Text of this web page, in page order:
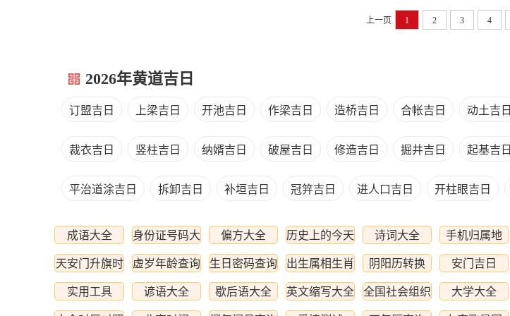
上一页 1 2 3 4
2026年黄道吉日
订盟吉日 上梁吉日 开池吉日 作梁吉日 造桥吉日 合帐吉日 动土吉日
裁衣吉日 竖柱吉日 纳婿吉日 破屋吉日 修造吉日 掘井吉日 起基吉日
平治道涂吉日 拆卸吉日 补垣吉日 冠笄吉日 进人口吉日 开柱眼吉日
成语大全
身份证号码大
全
偏方大全 历史上的今天 诗词大全 手机归属地
天安门升旗时
间
虚岁年龄查询 生日密码查询
出生属相生肖
查询
阴阳历转换 安门吉日
实用工具
谚语大全 歇后语大全 英文缩写大全 全国社会组织 大学大全